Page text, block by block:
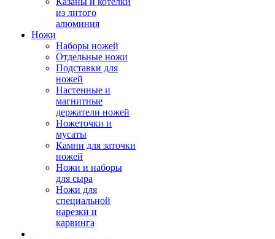
из литого
алюминия
Ножи
Наборы ножей
Отдельные ножи
Подставки для
ножей
Настенные и
магнитные
держатели ножей
Ножеточки и
мусаты
Камни для заточки
ножей
Ножи и наборы
для сыра
Ножи для
специальной
нарезки и
карвинга